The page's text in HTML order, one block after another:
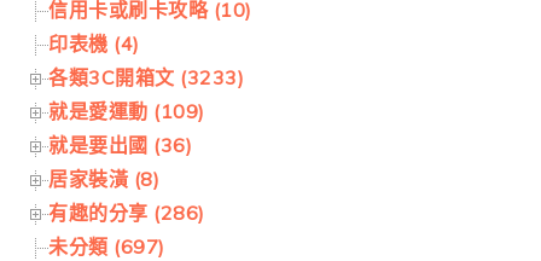
信用卡或刷卡攻略 (10)
印表機 (4)
各類3C開箱文 (3233)
就是愛運動 (109)
就是要出國 (36)
居家裝潢 (8)
有趣的分享 (286)
未分類 (697)